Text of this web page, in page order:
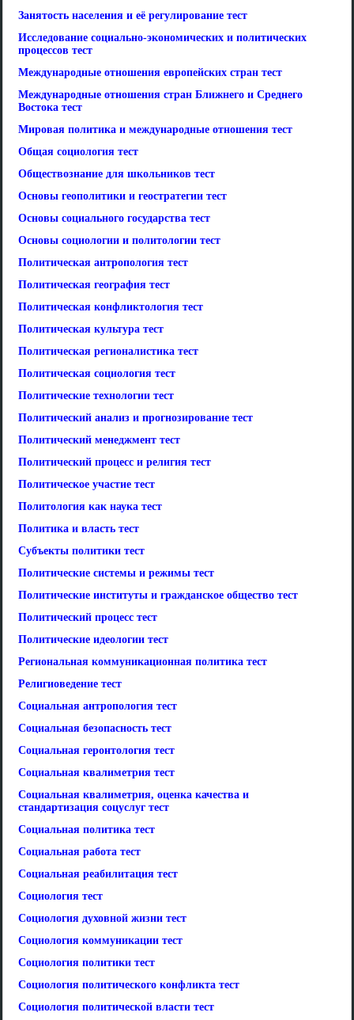
Занятость населения и её регулирование тест
Исследование социально-экономических и политических
процессов тест
Международные отношения европейских стран тест
Международные отношения стран Ближнего и Среднего
Востока тест
Мировая политика и международные отношения тест
Общая социология тест
Обществознание для школьников тест
Основы геополитики и геостратегии тест
Основы социального государства тест
Основы социологии и политологии тест
Политическая антропология тест
Политическая география тест
Политическая конфликтология тест
Политическая культура тест
Политическая регионалистика тест
Политическая социология тест
Политические технологии тест
Политический анализ и прогнозирование тест
Политический менеджмент тест
Политический процесс и религия тест
Политическое участие тест
Политология как наука тест
Политика и власть тест
Субъекты политики тест
Политические системы и режимы тест
Политические институты и гражданское общество тест
Политический процесс тест
Политические идеологии тест
Региональная коммуникационная политика тест
Религиоведение тест
Социальная антропология тест
Социальная безопасность тест
Социальная геронтология тест
Социальная квалиметрия тест
Социальная квалиметрия, оценка качества и
стандартизация соцуслуг тест
Социальная политика тест
Социальная работа тест
Социальная реабилитация тест
Социология тест
Социология духовной жизни тест
Социология коммуникации тест
Социология политики тест
Социология политического конфликта тест
Социология политической власти тест